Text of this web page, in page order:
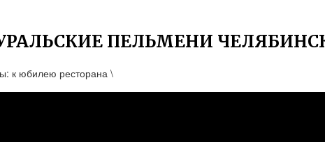
ПЕЛЬМЕНИ
к юбилею ресторана \